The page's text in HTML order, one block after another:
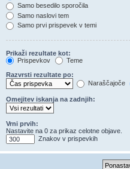
Samo besedilo sporočila
Samo naslovi tem
Samo prvi prispevek v temi
Prikaži rezultate kot:
Prispevkov
Teme
Razvrsti rezultate po:
Naraščajoče
Omejitev iskanja na zadnjih:
Vrni prvih:
Nastavite na 0 za prikaz celotne objave.
Znakov v prispevkih